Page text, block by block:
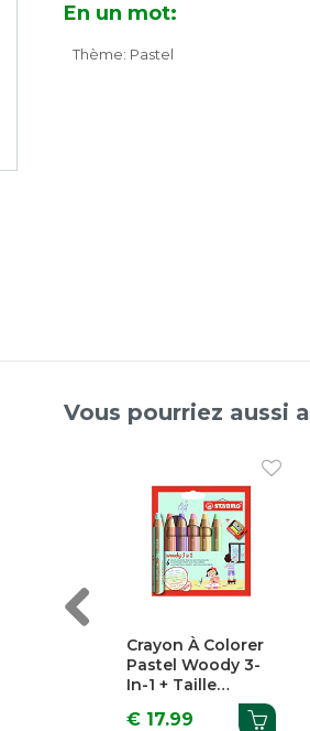
En un mot:
Thème: Pastel
Vous pourriez aussi
Crayon À Colorer
Pastel Woody 3-
In-1 + Taille
Crayon 6 Pièces
€ 17.99